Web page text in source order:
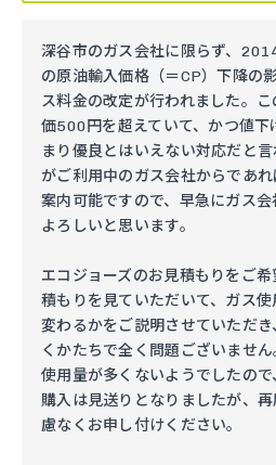
深谷市のガス会社に限らず、
の原油輸入価格（＝CP）下降の
ス料金の改定が行われました。
価500円を超えていて、かつ値下
まり優良とはいえない対応だと
がご利用中のガス会社からであ
案内可能ですので、早急にガス
よろしいと思います。
エコジョーズのお見積もりをご
積もりを見ていただいて、ガス
変わるかをご説明させていただ
くかたちで全く問題ございませ
使用量が多くないようでしたの
購入は見送りとなりましたが、
慮なくお申し付けください。